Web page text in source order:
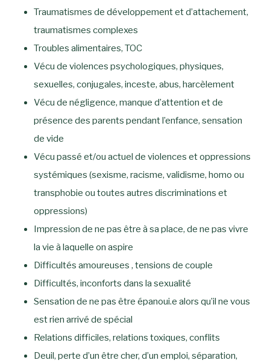
Traumatismes de développement et d’attachement,
traumatismes complexes
Troubles alimentaires, TOC
Vécu de violences psychologiques, physiques,
sexuelles, conjugales, inceste, abus, harcèlement
Vécu de négligence, manque d’attention et de
présence des parents pendant l’enfance, sensation
de vide
Vécu passé et/ou actuel de violences et oppressions
systémiques (sexisme, racisme, validisme, homo ou
transphobie ou toutes autres discriminations et
oppressions)
Impression de ne pas être à sa place, de ne pas vivre
la vie à laquelle on aspire
Difficultés amoureuses , tensions de couple
Difficultés, inconforts dans la sexualité
Sensation de ne pas être épanoui.e alors qu’il ne vous
est rien arrivé de spécial
Relations difficiles, relations toxiques, conflits
Deuil, perte d’un être cher, d’un emploi, séparation,